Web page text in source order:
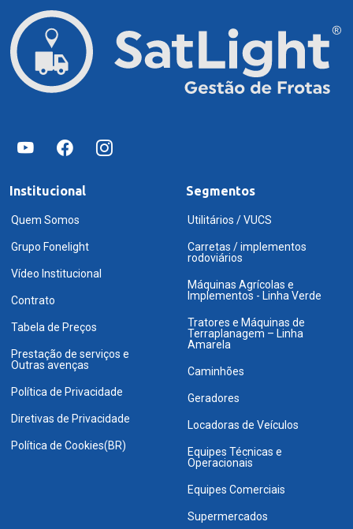
Institucional
Quem Somos
Grupo Fonelight
Vídeo Institucional
Contrato
Tabela de Preços
Prestação de serviços e
Outras avenças
Política de Privacidade
Diretivas de Privacidade
Política de Cookies(BR)
Segmentos
Utilitários / VUCS
Carretas / implementos
rodoviários
Máquinas Agrícolas e
Implementos - Linha Verde
Tratores e Máquinas de
Terraplanagem – Linha
Amarela
Caminhões
Geradores
Locadoras de Veículos
Equipes Técnicas e
Operacionais
Equipes Comerciais
Supermercados